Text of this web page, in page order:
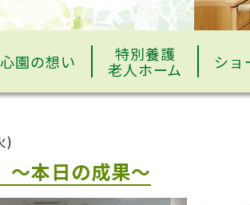
園の想い 特別養護
老人ホーム ショ
)
本日の成果～